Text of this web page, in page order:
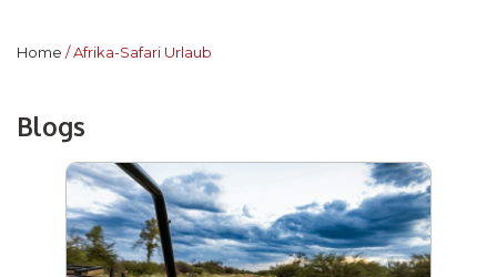
Home Afrika-Safari Urlaub
Blogs